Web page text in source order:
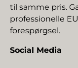
til samme pris.
professionelle
forespørgsel.
Social Media